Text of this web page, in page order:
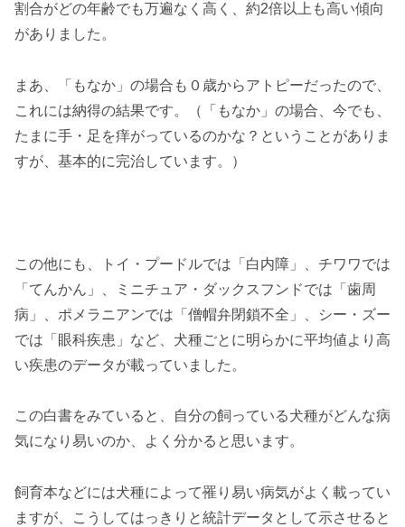
割合がどの年齢でも万遍なく高く、約2倍以上も高い傾向
がありました。
まあ、「もなか」の場合も０歳からアトピーだったので、
これには納得の結果です。（「もなか」の場合、今でも、
たまに手・足を痒がっているのかな？ということがありま
すが、基本的に完治しています。）
この他にも、トイ・プードルでは「白内障」、チワワでは
「てんかん」、ミニチュア・ダックスフンドでは「歯周
病」、ポメラニアンでは「僧帽弁閉鎖不全」、シー・ズー
では「眼科疾患」など、犬種ごとに明らかに平均値より高
い疾患のデータが載っていました。
この白書をみていると、自分の飼っている犬種がどんな病
気になり易いのか、よく分かると思います。
飼育本などには犬種によって罹り易い病気がよく載ってい
ますが、こうしてはっきりと統計データとして示させると